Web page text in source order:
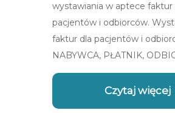
wystawiania w aptece faktur
pacjentów i odbiorców.
faktur dla pacjentów i
NABYWCA, PŁATNIK,
Czytaj więcej